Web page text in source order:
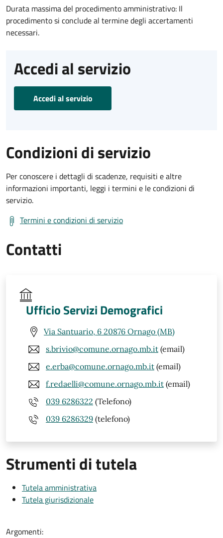
Durata massima del procedimento amministrativo: Il
procedimento si conclude al termine degli accertamenti
necessari.
Accedi al servizio
Accedi al servizio
Condizioni di servizio
Per conoscere i dettagli di scadenze, requisiti e altre
informazioni importanti, leggi i termini e le condizioni di
servizio.
Termini e condizioni di servizio
Contatti
Ufficio Servizi Demografici
Via Santuario, 6 20876 Ornago (MB)
s.brivio@comune.ornago.mb.it (email)
e.erba@comune.ornago.mb.it (email)
f.redaelli@comune.ornago.mb.it (email)
039 6286322 (Telefono)
039 6286329 (telefono)
Strumenti di tutela
Tutela amministrativa
Tutela giurisdizionale
Argomenti: